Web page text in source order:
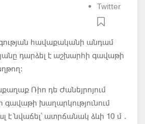
Twitter
հավաքականի անդամ
դարձել է աշխարհի գավաթի
Ռիո դե Ժանեյրոյում
խաղարկությունում
է նվաճել՝ ատրճանակ ձևի 10 մ․